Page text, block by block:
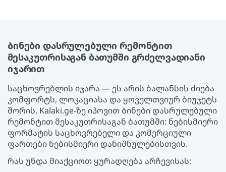
Ბინები დასრულებული რემონტით
მესაკუთრისაგან ბათუმში გრძელვადიანი
იჯარით
საცხოვრებლის იჯარა — ეს არის ბალანსის ძიება
კომფორტს, ლოკაციასა და ყოველთვიურ ბიუჯეტს
შორის. Kalaki.ge-ზე იპოვით Ბინები დასრულებული
რემონტით მესაკუთრისაგან ბათუმში: ნებისმიერი
ფორმატის საცხოვრებელი და კომერციული
ფართები ნებისმიერი დანიშნულებისთვის.
რას უნდა მიაქციოთ ყურადღება არჩევისას: